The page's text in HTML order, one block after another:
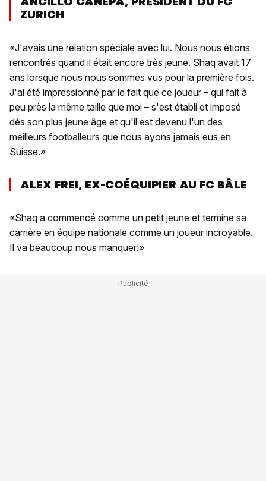
ZURICH
«J'avais une relation spéciale avec lui. Nous nous étions
rencontrés quand il était encore très jeune. Shaq avait 17
ans lorsque nous nous sommes vus pour la première fois.
J'ai été impressionné par le fait que ce joueur – qui fait à
peu près la même taille que moi – s'est établi et imposé
dès son plus jeune âge et qu'il est devenu l'un des
meilleurs footballeurs que nous ayons jamais eus en
Suisse.»
ALEX FREI, EX-COÉQUIPIER AU FC BÂLE
«Shaq a commencé comme un petit jeune et termine sa
carrière en équipe nationale comme un joueur incroyable.
Il va beaucoup nous manquer!»